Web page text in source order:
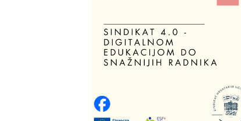
Odmor
Villa Baranja – popust na smještaj
Povoljnosti
Optika Adrialeće – online i fizičke
optike